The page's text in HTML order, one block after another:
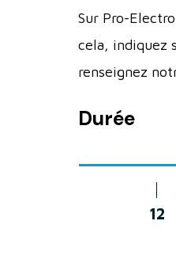
Sur Pro-
cela, indiquez
renseignez
Durée
12